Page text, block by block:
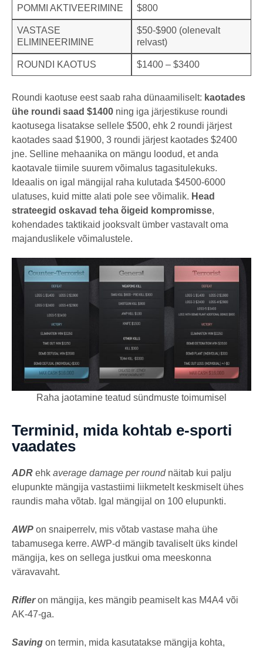
POMMI AKTIVEERIMINE $800
VASTASE
ELIMINEERIMINE
$50-$900 (olenevalt
relvast)
ROUNDI KAOTUS $1400 – $3400
Roundi kaotuse eest saab raha dünaamiliselt: kaotades
ühe roundi saad $1400 ning iga järjestikuse roundi
kaotusega lisatakse sellele $500, ehk 2 roundi järjest
kaotades saad $1900, 3 roundi järjest kaotades $2400
jne. Selline mehaanika on mängu loodud, et anda
kaotavale tiimile suurem võimalus tagasitulekuks.
Ideaalis on igal mängijal raha kulutada $4500-6000
ulatuses, kuid mitte alati pole see võimalik. Head
strateegid oskavad teha õigeid kompromisse,
kohendades taktikaid jooksvalt ümber vastavalt oma
majanduslikele võimalustele.
Raha jaotamine teatud sündmuste toimumisel
Terminid, mida kohtab e-sporti
vaadates
ADR ehk average damage per roundnäitab kui palju
elupunkte mängija vastastiimi liikmetelt keskmiselt ühes
raundis maha võtab. Igal mängijal on 100 elupunkti.
AWP on snaiperrelv, mis võtab vastase maha ühe
tabamusega kerre. AWP-d mängib tavaliselt üks kindel
mängija, kes on sellega justkui oma meeskonna
väravavaht.
Rifleron mängija, kes mängib peamiselt kas M4A4 või
AK-47-ga.
Saving on termin, mida kasutatakse mängija kohta,